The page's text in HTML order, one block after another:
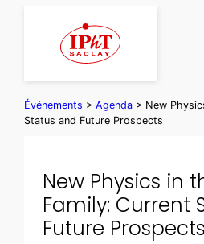
Événements >Agenda > New
Status and Future Prospects
New Physics in
Family: Current
Future Prospects